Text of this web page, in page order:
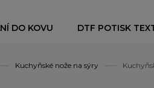
DO KOVU DTF POTISK
Kuchyňské nože na sýry